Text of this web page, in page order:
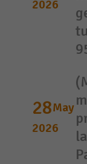
2026
28May
2026